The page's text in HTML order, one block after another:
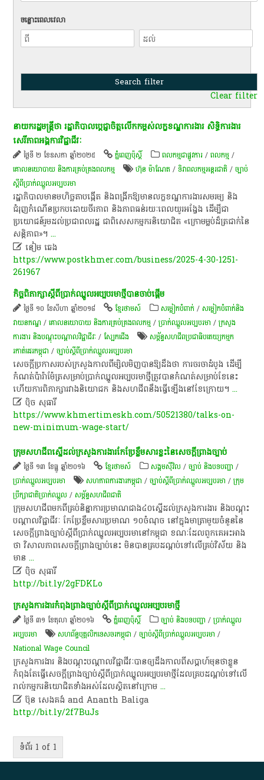
ចន្លោះពេលវេលា
Clear filter
នាយក​រដ្ឋមន្ត្រី​ថា ​រដ្ឋាភិបាល​ប្តេជ្ញាចិត្ត​​លើក​កម្ពស់​លក្ខខណ្ឌ​ការងារ ​សិទ្ធិ​ការងារ ​
សេរីភាព​អង្គការ​វិជ្ជាជីវៈ
ថ្ងៃទី ២ ខែឧសភា ឆ្នាំ២០២៥ ភ្នំពេញប៉ុស្តិ៍ ពលកម្មជាផ្លូវការ /ពល​កម្ម /
គោលនយោបាយ និងការគ្រប់គ្រងពលកម្ម
ហ៊ុន ម៉ាណែត /ទិវា​ពលកម្ម​អន្តរ​ជាតិ /ច្បាប់​​​
ស្តីពី​​ប្រាក់​ឈ្នួល​អប្បបរមា​​
រដ្ឋាភិបាល​មាន​មហិច្ឆតា​បង្កើត​ និង​ពង្រីក​ឱ្យ​មាន​លក្ខខណ្ឌ​ការងារ​សម​រម្យ និង​
ជំរុញ​កំណើន​ប្រកប​ដោយ​ចីរភាព និង​ភាព​ធន់​រយៈ​ពេល​យូរ​អង្វែង ដើម្បី​ជា​
ប្រយោជន៍​រួម​ដល់​ប្រជាពលរដ្ឋ ជាពិសេស​កម្មករ​និយោជិត ​«ក្រោម​ម្លប់​ដ៏​ត្រជាក់​នៃ​
សន្តិភាព»។...
 នៀម ឆេង
https://www.postkhmer.com/business/2025-4-30-1251-
261967
កិច្ច​ពិភាក្សា​ស្តី​ពី​ប្រាក់​ឈ្នួល​អប្បបរមា​ថ្មី​បាន​ចាប់ផ្តើម​
ថ្ងៃទី ១០ ខែសីហា ឆ្នាំ២០១៨ ខ្មែរថាមស៍ សម្លៀក​បំពាក់​ /​សម្លៀក​បំពាក់​និង​
វាយ​ន​ភ​ណ្ឌ​ /គោលនយោបាយ និងការគ្រប់គ្រងពលកម្ម/ប្រាក់ឈ្នួលអប្បបរមា /ក្រសួង
ការងារ និងបណ្តុះបណ្តាលវិជ្ជាជីវៈ /ស្បែកជើង​
សម្ព័ន្ធ​សហជីព​ប្រជាធិបតេយ្យកម្មក
រកាត់ដេរកម្ពុជា /ច្បាប់​​​ស្តីពី​​ប្រាក់​ឈ្នួល​អប្បបរមា​​
សេចក្តី​ប្រកាស​របស់​ក្រសួង​កាលពី​ម្សិលមិញ​បានឱ្យ​ដឹង​ថា​ ការ​ចរចា​ដំបូង​ ដើម្បី​
កំណត់​ប៉ារ៉ាម៉ែត្រ​សម្រាប់​ប្រាក់​ឈ្នួល​អប្បបរមា​ថ្មី​ត្រូវ​បាន​កំណត់​សម្រាប់​ខែ​នេះ​
ហើយ​ការ​ពិភាក្សា​រវាង​និយោជក​ និង​សហជីព​នឹង​ធ្វើ​ឡើង​នៅ​ខែ​ក្រោយ​។​...
 ប៉ិច សុធារី
https://www.khmertimeskh.com/50521380/talks-on-
new-minimum-wage-start/
ក្រុម​សហជីពស្នើដល់​ក្រសួងការងារ​កែប្រែខ្លឹមសារខ្លះ​នៃ​សេចក្តី​ព្រាងច្បាប់
ថ្ងៃទី ១៣ ខែធ្នូ ឆ្នាំ២០១៦ ខ្មែរថាមស៍ សង្គមស៊ីវិល /ច្បាប់ និងបទបញ្ជា /
ប្រាក់ឈ្នួលអប្បបរមា
សហភាពការ​ងារ​កម្ពុជា​ /ច្បាប់​​​ស្តីពី​​ប្រាក់​ឈ្នួល​អប្បបរមា​​ /ក្រុម
ប្រឹក្សា​ជាតិ​ប្រាក់​ឈ្នួល /សម្ព័ន្ធ​សហជីព​ជាតិ
ក្រុម​សហជីព​មក​ពី​គ្រប់​និន្នាការ​ប្រមាណ​ជាង​៤០ស្នើ​ដល់​ក្រសួង​ការងារ និង​បណ្តុះ
បណ្តាល​វិជ្ជាជីវៈ កែប្រែ​ខ្លឹមសារ​ប្រមាណ ១០​ចំណុច នៅ​ក្នុង​មាត្រា​មួយ​ចំនួន​នៃ​
សេចក្តី​ព្រាងច្បាប់​ស្ដីពី​ប្រាក់​ឈ្នួល​អប្បបរមា​នៅ​កម្ពុជា ខណៈ​ដែល​ពួក​គេ​អះអាង​
ថា វិសាលភាព​សេចក្តី​ព្រាងច្បាប់​នេះ មិន​បាន​គ្របដណ្ដប់​ទៅ​លើ​គ្រប់​វិស័យ និង​
មាន...
 ប៉ិច សុធារី
http://bit.ly/2gFDKLo
ក្រសួង​ការងារ​កំពុង​ព្រាង​ច្បាប់​ស្ដីពី​ប្រាក់​ឈ្នួល​អប្បបរមា​ថ្មី
ថ្ងៃទី ៣១ ខែតុលា ឆ្នាំ២០១៦ ភ្នំពេញប៉ុស្តិ៍ ច្បាប់ និងបទបញ្ជា /ប្រាក់ឈ្នួល
អប្បបរមា
សហ​ព័ន្ធ​បុគ្គលិក​ទេសចរ​កម្ពុជា​ /ច្បាប់​​​ស្តីពី​​ប្រាក់​ឈ្នួល​អប្បបរមា​​ /
National Wage Council
ក្រសួង​ការងារ​ និង​បណ្ដុះបណ្ដាល​វិជ្ជាជីវៈ​បាន​ឲ្យ​ដឹង​កាលពី​សប្តាហ៍​មុន​ថា​ខ្លួន​
កំពុង​​តែ​ធ្វើ​សេចក្តី​ព្រាង​ច្បាប់​​​ស្តីពី​​ប្រាក់​ឈ្នួល​អប្បបរមា​​ថ្មី​ដែល​គ្របដណ្តប់​​ទៅ​លើ​
រាល់​កម្មករ​និយោជិត​ទាំងអស់​​ដែល​ស្ថិត​​នៅ​ក្រោម​...
 ប៊ុន សេងគង់ and Ananth Baliga
http://bit.ly/2f7BuJs
ទំព័រ 1 of 1